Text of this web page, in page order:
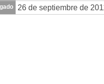
26 de septiembre de